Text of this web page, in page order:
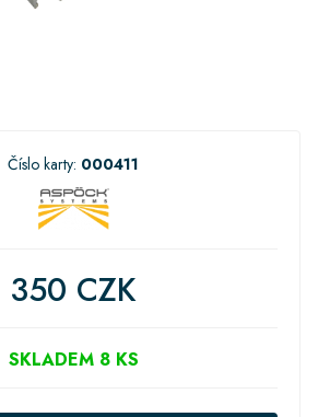
Číslo karty: 000411
350 CZK
SKLADEM 8 KS